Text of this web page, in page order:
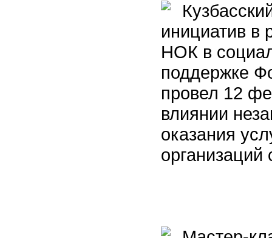
инициатив в
НОК в
поддержке
провел 12
влиянии
оказания